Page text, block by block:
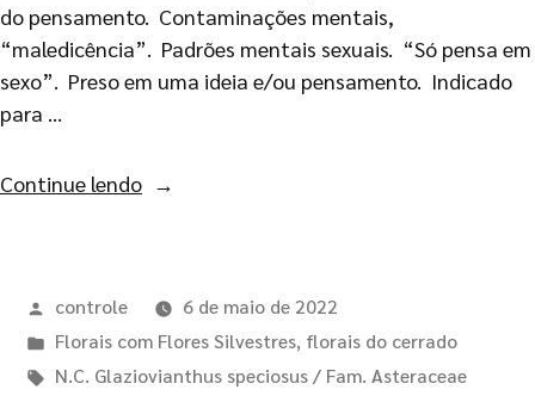
do pensamento. Contaminações mentais,
“maledicência”. Padrões mentais sexuais. “Só pensa em
sexo”. Preso em uma ideia e/ou pensamento. Indicado
para …
Continue lendo
controle
6 de maio de 2022
Florais com Flores Silvestres, florais do cerrado
N.C. Glaziovianthus speciosus / Fam. Asteraceae